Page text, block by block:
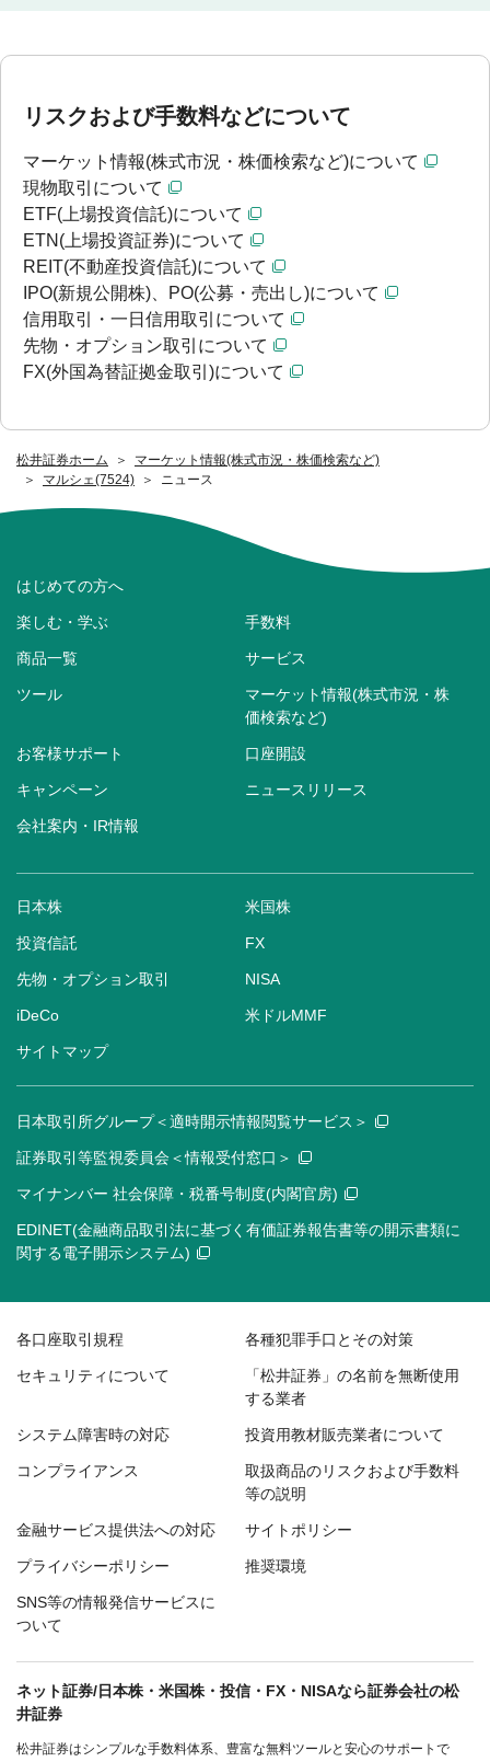
松井証券ホーム
マーケット情報(株式市況・株価検索など)
マルシェ(7524)
ニュース
リスクおよび手数料などについて
マーケット情報(株式市況・株価検索など)について
現物取引について
ETF(上場投資信託)について
ETN(上場投資証券)について
REIT(不動産投資信託)について
IPO(新規公開株)、PO(公募・売出し)について
信用取引・一日信用取引について
先物・オプション取引について
FX(外国為替証拠金取引)について
はじめての方へ
楽しむ・学ぶ 手数料
商品一覧 サービス
ツール
マーケット情報(株式市況・株
価検索など)
お客様サポート 口座開設
キャンペーン ニュースリリース
会社案内・IR情報
日本株 米国株
投資信託 FX
先物・オプション取引 NISA
iDeCo 米ドルMMF
サイトマップ
日本取引所グループ＜適時開示情報閲覧サービス＞
証券取引等監視委員会＜情報受付窓口＞
マイナンバー 社会保障・税番号制度(内閣官房)
EDINET(金融商品取引法に基づく有価証券報告書等の開示書類に
関する電子開示システム)
各口座取引規程 各種犯罪手口とその対策
セキュリティについて
「松井証券」の名前を無断使用
する業者
システム障害時の対応 投資用教材販売業者について
コンプライアンス
取扱商品のリスクおよび手数料
等の説明
金融サービス提供法への対応 サイトポリシー
プライバシーポリシー 推奨環境
SNS等の情報発信サービスに
ついて
ネット証券/日本株・米国株・投信・FX・NISAなら証券会社の松
井証券
松井証券はシンプルな手数料体系、豊富な無料ツールと安心のサポートで